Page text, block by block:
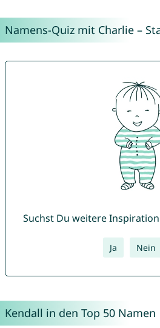
Namens-Quiz mit Charlie –
Suchst Du weitere
Ja Nein
Kendall in den Top 50 Namen